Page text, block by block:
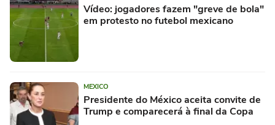
Vídeo: jogadores fazem "greve de bola"
em protesto no futebol mexicano
MEXICO
Presidente do México aceita convite de
Trump e comparecerá à final da Copa